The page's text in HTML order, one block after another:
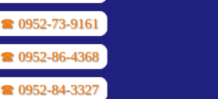
☎ 0952-73-9161
☎ 0952-86-4368
☎ 0952-84-3327